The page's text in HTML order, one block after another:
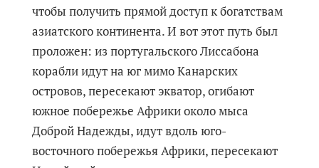
чтобы получить прямой доступ к богатствам
азиатского континента. И вот этот путь был
проложен: из португальского Лиссабона
корабли идут на юг мимо Канарских
островов, пересекают экватор, огибают
южное побережье Африки около мыса
Доброй Надежды, идут вдоль юго-
восточного побережья Африки, пересекают